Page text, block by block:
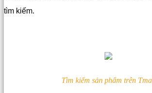
tìm kiếm.
Tìm kiếm sản phẩm trên